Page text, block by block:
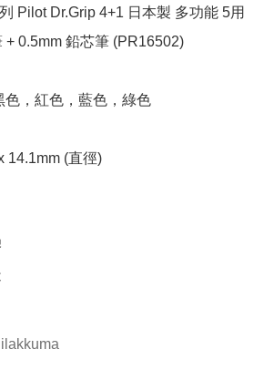
Pilot Dr.Grip 4+1 日本製 多功能 5用
+ 0.5mm 鉛芯筆 (PR16502)
色，紅色，藍色，綠色
14.1mm (直徑)